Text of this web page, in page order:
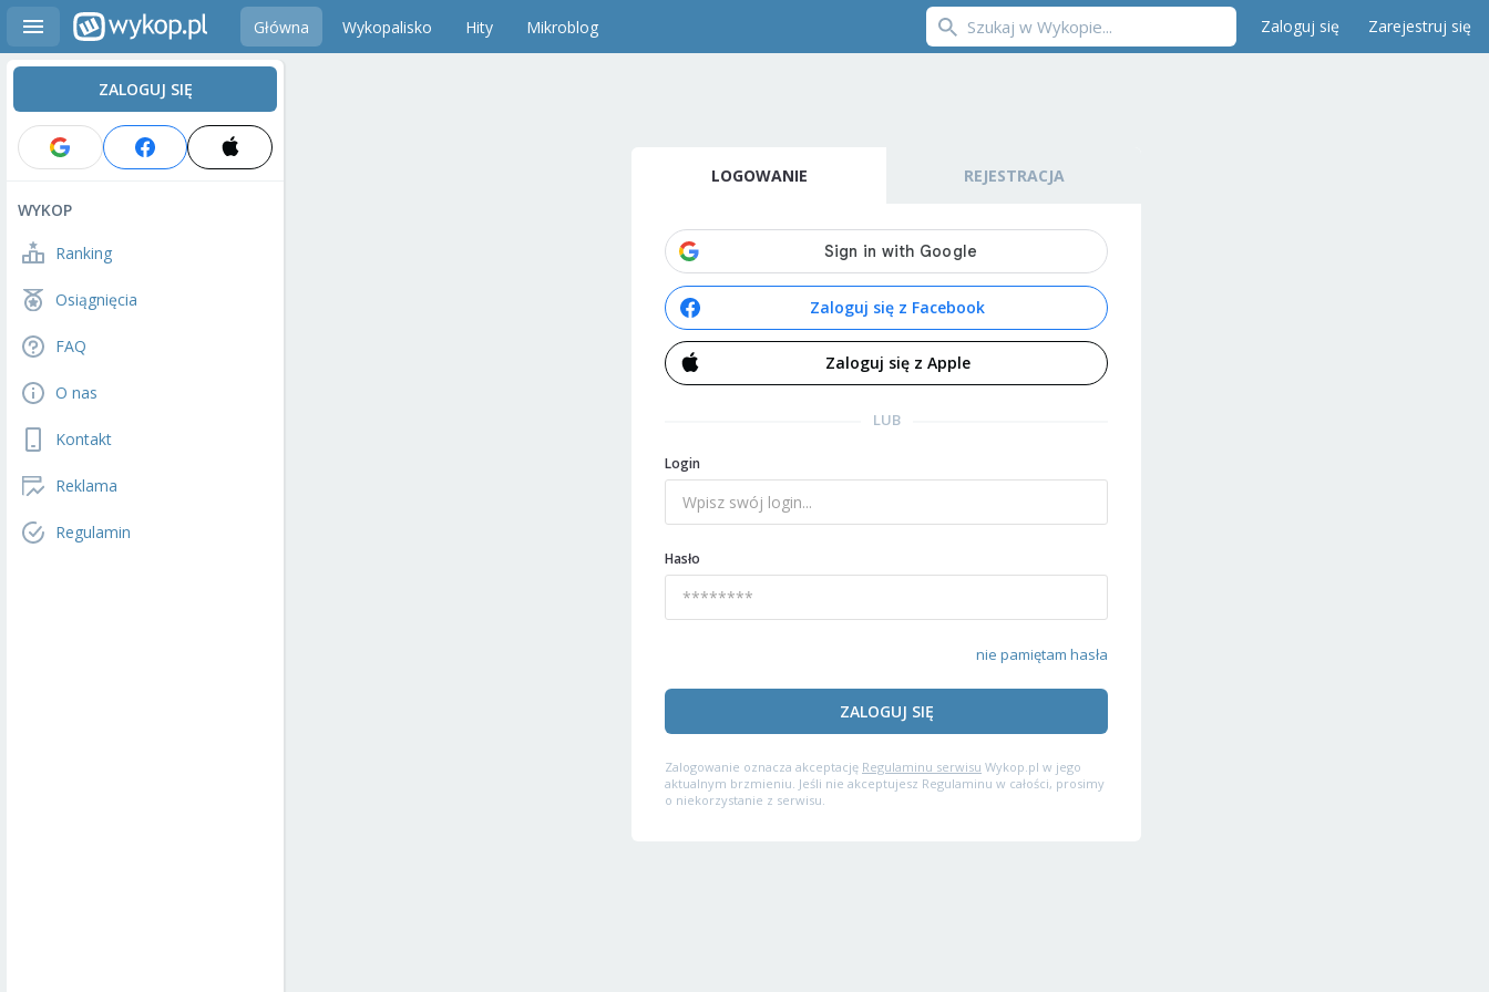
Główna Wykopalisko Hity Mikroblog Zaloguj się Zarejestruj się
ZALOGUJ SIĘ
WYKOP
Ranking
Osiągnięcia
FAQ
O nas
Kontakt
Reklama
Regulamin
LOGOWANIE REJESTRACJA
Zaloguj się z Facebook
Zaloguj się z Apple
LUB
Login
Hasło
nie pamiętam hasła
ZALOGUJ SIĘ
Zalogowanie oznacza akceptację Regulaminu serwisu Wykop.pl w jego
aktualnym brzmieniu. Jeśli nie akceptujesz Regulaminu w całości, prosimy
o niekorzystanie z serwisu.